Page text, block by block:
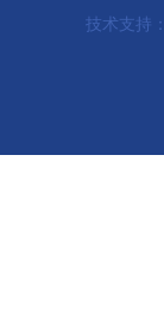
技术支持